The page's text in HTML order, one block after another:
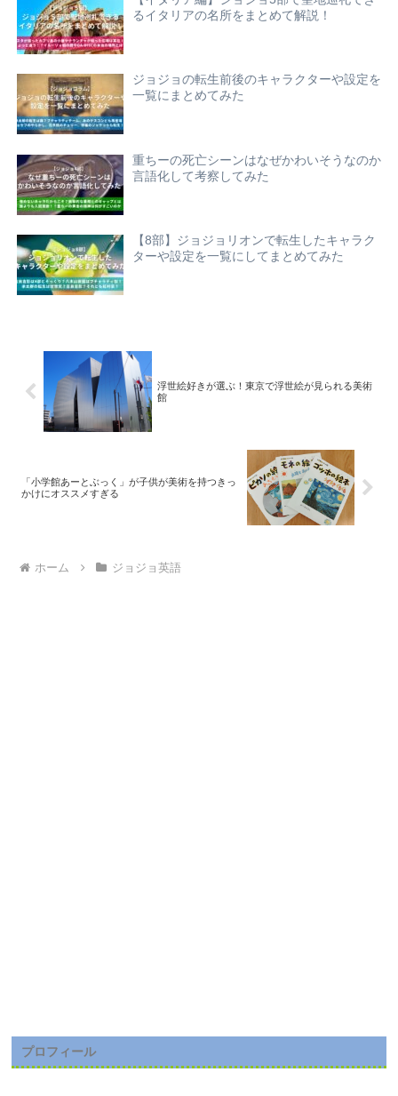
るイタリアの名所をまとめて解説！
ジョジョの転生前後のキャラクターや設定を
一覧にまとめてみた
重ちーの死亡シーンはなぜかわいそうなのか
言語化して考察してみた
【8部】ジョジョリオンで転生したキャラク
ターや設定を一覧にしてまとめてみた
浮世絵好きが選ぶ！東京で浮世絵が見られる美術
館
「小学館あーとぶっく」が子供が美術を持つきっ
かけにオススメすぎる
ホーム ジョジョ英語
プロフィール